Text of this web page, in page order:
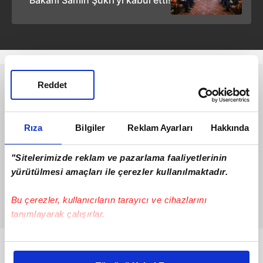
Rıza Bilgiler Reklam Ayarları Hakkında
"Sitelerimizde reklam ve pazarlama faaliyetlerinin
yürütülmesi amaçları ile çerezler kullanılmaktadır.
Bu çerezler, kullanıcıların tarayıcı ve cihazlarını
tanımlayarak çalışırlar.
Bu çerezlere izin vermeniz halinde sizlere özel
Reddet
Bunlar da Var